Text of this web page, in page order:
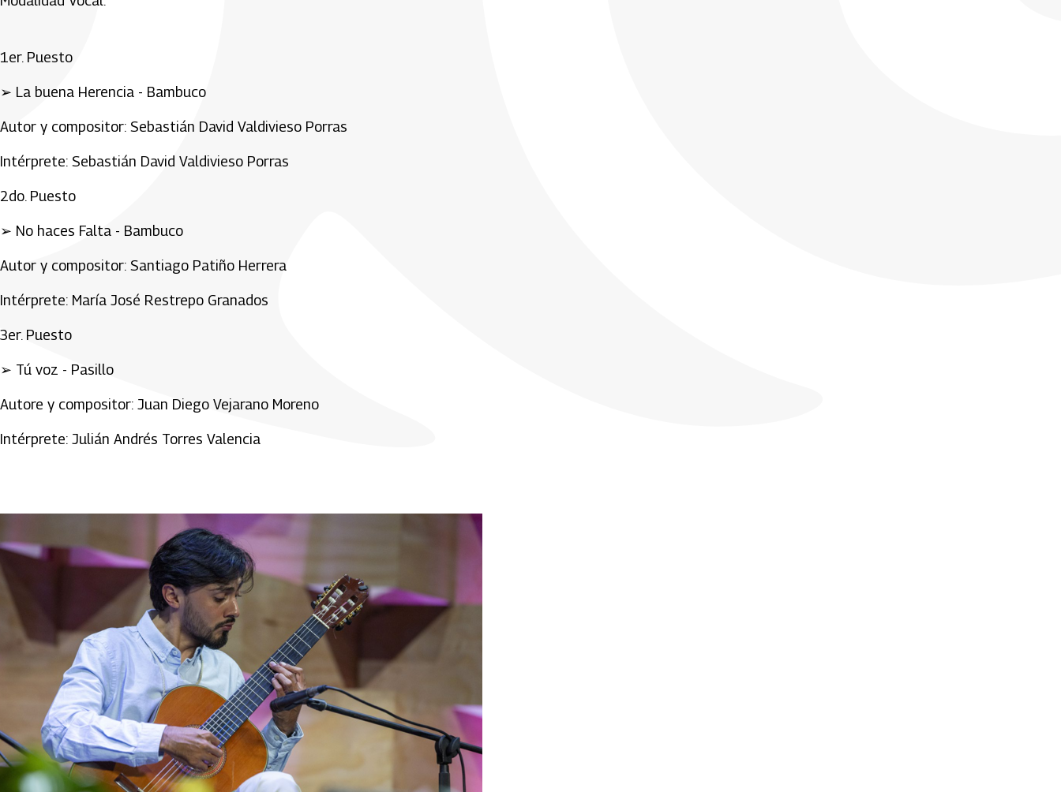
1er. Puesto
➢ La buena Herencia - Bambuco
Autor y compositor: Sebastián David Valdivieso Porras
Intérprete: Sebastián David Valdivieso Porras
2do. Puesto
➢ No haces Falta - Bambuco
Autor y compositor: Santiago Patiño Herrera
Intérprete: María José Restrepo Granados
3er. Puesto
➢ Tú voz - Pasillo
Autore y compositor: Juan Diego Vejarano Moreno
Intérprete: Julián Andrés Torres Valencia